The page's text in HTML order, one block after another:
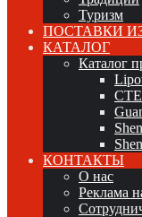
Туризм
ПОСТАВКИ
КАТАЛОГ
Каталог
КОНТАКТЫ
О нас
Реклама